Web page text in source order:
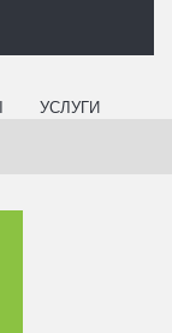
УСЛУГИ